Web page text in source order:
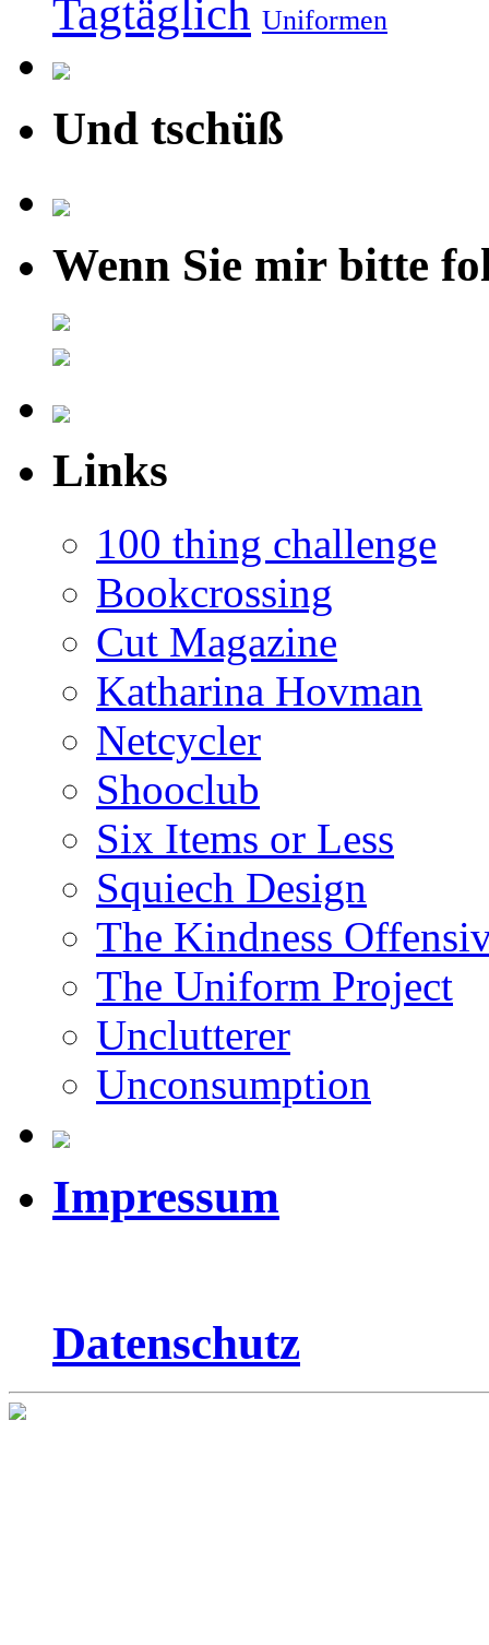
Tagtäglich Uniformen
Und tschüß
Wenn Sie mir bitte
Links
100 thing challenge
Bookcrossing
Cut Magazine
Katharina Hovman
Netcycler
Shooclub
Six Items or Less
Squiech Design
The Kindness
The Uniform Project
Unclutterer
Unconsumption
Impressum
Datenschutz